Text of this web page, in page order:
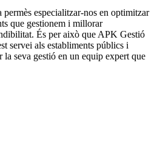
permès especialitzar-nos en optimitzar
que gestionem i millorar
És per això que APK Gestió
servei als establiments públics i
seva gestió en un equip expert que